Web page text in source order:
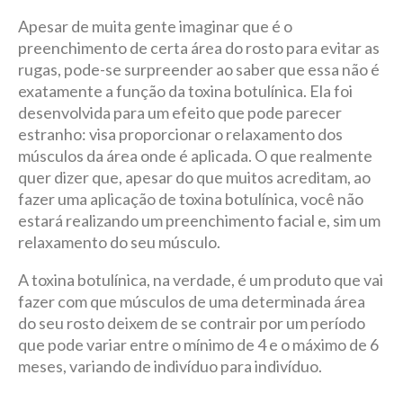
Apesar de muita gente imaginar que é o
preenchimento de certa área do rosto para evitar as
rugas, pode-se surpreender ao saber que essa não é
exatamente a função da toxina botulínica. Ela foi
desenvolvida para um efeito que pode parecer
estranho: visa proporcionar o relaxamento dos
músculos da área onde é aplicada. O que realmente
quer dizer que, apesar do que muitos acreditam, ao
fazer uma aplicação de toxina botulínica, você não
estará realizando um preenchimento facial e, sim um
relaxamento do seu músculo.
A toxina botulínica, na verdade, é um produto que vai
fazer com que músculos de uma determinada área
do seu rosto deixem de se contrair por um período
que pode variar entre o mínimo de 4 e o máximo de 6
meses, variando de indivíduo para indivíduo.